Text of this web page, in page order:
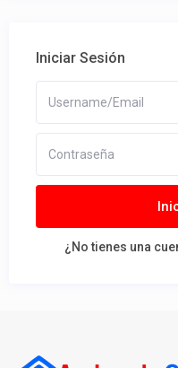
Iniciar Sesión
¿No tienes una